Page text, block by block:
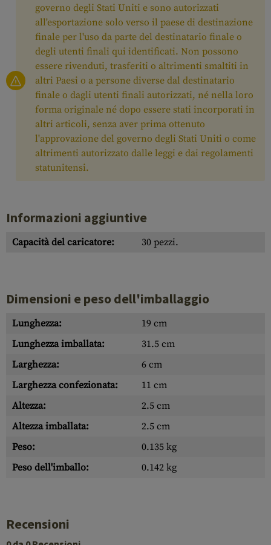
governo degli Stati Uniti e sono autorizzati
all'esportazione solo verso il paese di destinazione
finale per l'uso da parte del destinatario finale o
degli utenti finali qui identificati. Non possono
essere rivenduti, trasferiti o altrimenti smaltiti in
altri Paesi o a persone diverse dal destinatario
finale o dagli utenti finali autorizzati, né nella loro
forma originale né dopo essere stati incorporati in
altri articoli, senza aver prima ottenuto
l'approvazione del governo degli Stati Uniti o come
altrimenti autorizzato dalle leggi e dai regolamenti
statunitensi.
Informazioni aggiuntive
Capacità del caricatore: 30 pezzi.
Dimensioni e peso dell'imballaggio
Lunghezza:
19 cm
Lunghezza imballata:
31.5 cm
Larghezza:
6 cm
Larghezza confezionata:
11 cm
Altezza:
2.5 cm
Altezza imballata:
2.5 cm
Peso:
0.135 kg
Peso dell'imballo:
0.142 kg
Recensioni